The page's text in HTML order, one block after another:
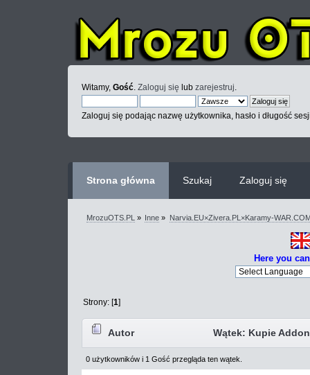
Witamy, Gość Zaloguj się lub zarejestruj
Zaloguj się podając nazwę użytkownika, hasło i długość
Strona główna Szukaj Zaloguj się
MrozuOTS.PL » Inne » Narvia.EU×Zivera.PL×Karamy-
Here you
Strony: [1]
Autor Wątek: Kupie
0 użytkowników i 1 Gość przegląda ten wątek.